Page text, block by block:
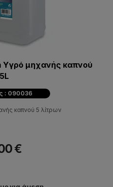
Υγρό μηχανής καπνού
5L
: 090036
καπνού 5 λίτρων
€